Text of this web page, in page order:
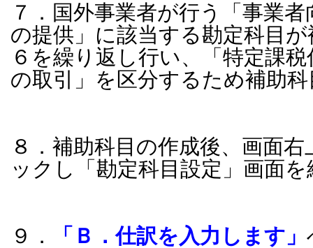
７．国外事業者が行う「事業
の提供」に該当する勘定科目
６を繰り返し行い、
「特定課
の取引」を区分するため補助
８．補助科目の作成後、画面
ックし「勘定科目設定」画面
９． 「Ｂ．仕訳を入力します」